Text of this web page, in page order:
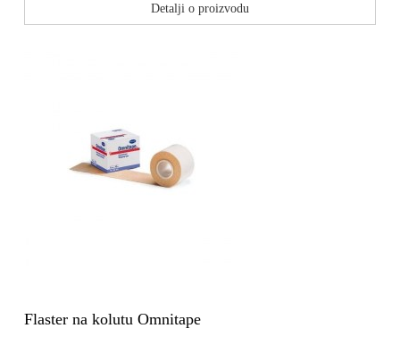
Detalji o proizvodu
Flaster na kolutu Omnitape